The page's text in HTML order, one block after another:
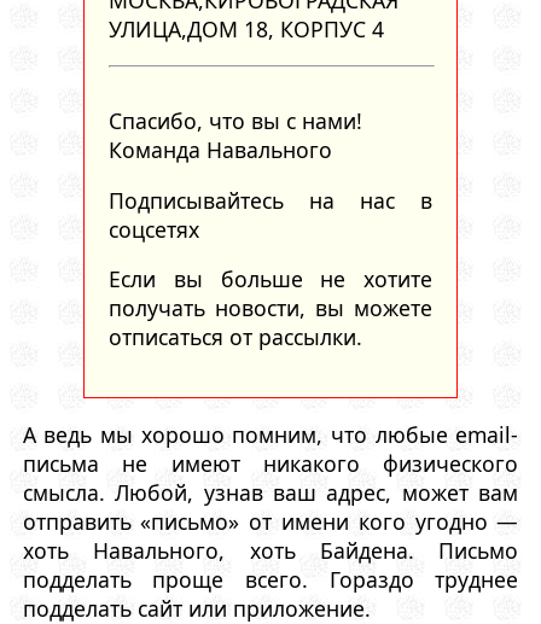
УЛИЦА,ДОМ 18, КОРПУС 4
Спасибо, что вы с нами!
Команда Навального
Подписывайтесь на нас в
соцсетях
Если вы больше не хотите
получать новости, вы можете
отписаться от рассылки.
А ведь мы хорошо помним, что любые email-
письма не имеют никакого физического
смысла. Любой, узнав ваш адрес, может вам
отправить «письмо» от имени кого угодно —
хоть Навального, хоть Байдена. Письмо
подделать проще всего. Гораздо труднее
подделать сайт или приложение.